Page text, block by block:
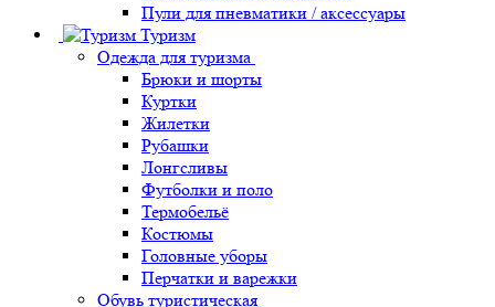
Пули для пневматики / аксессуары
Туризм
Одежда для туризма
Брюки и шорты
Куртки
Жилетки
Рубашки
Лонгсливы
Футболки и поло
Термобельё
Костюмы
Головные уборы
Перчатки и варежки
Обувь туристическая